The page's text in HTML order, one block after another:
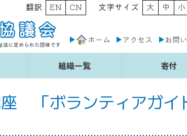
翻訳 EN CN 文字サイズ 大 中 小
ホーム アクセス お問
組織一覧 寄付
「ボランティアガイ